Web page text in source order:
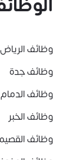
وظائف الرياض
وظائف جدة
وظائف الدمام
وظائف الخبر
وظائف